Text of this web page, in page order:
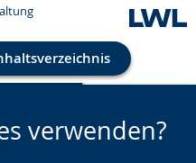
verwenden?